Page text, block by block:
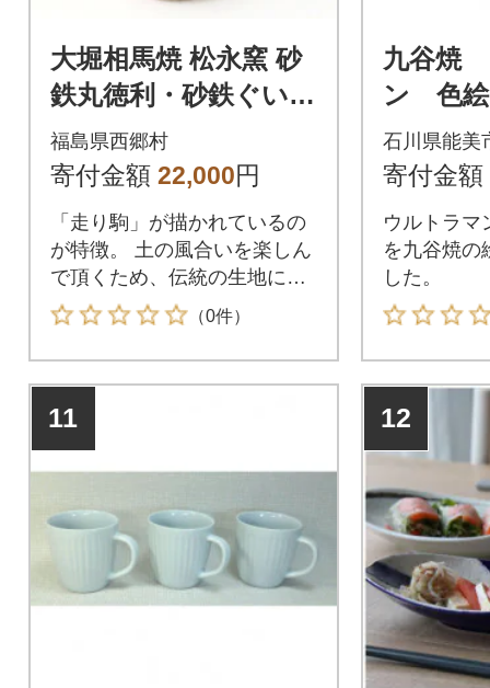
大堀相馬焼 松永窯 砂
鉄丸徳利・砂鉄ぐい呑
み(緑)2個セット
福島県西郷村
寄付金額 22,000円
「走り駒」が描かれているの
が特徴。 土の風合いを楽しん
で頂くため、伝統の生地に砂
鉄を練り込みました。
（0件）
九谷焼
ン 色絵
石川県能美
寄付金額
ウルトラマ
を九谷焼の
した。
11 12